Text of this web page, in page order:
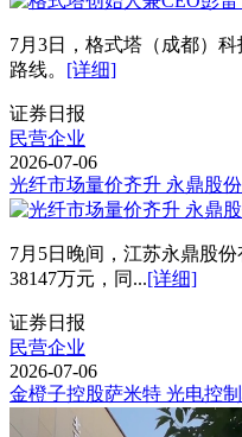
7月3日，格式塔（成都）
路线。 [详细]
证券日报
民营企业
2026-07-06
光纤市场量价齐升 永鼎股
7月5日晚间，江苏永鼎股
38147万元，同...[详细]
证券日报
民营企业
2026-07-06
金橙子控股萨米特 光电控